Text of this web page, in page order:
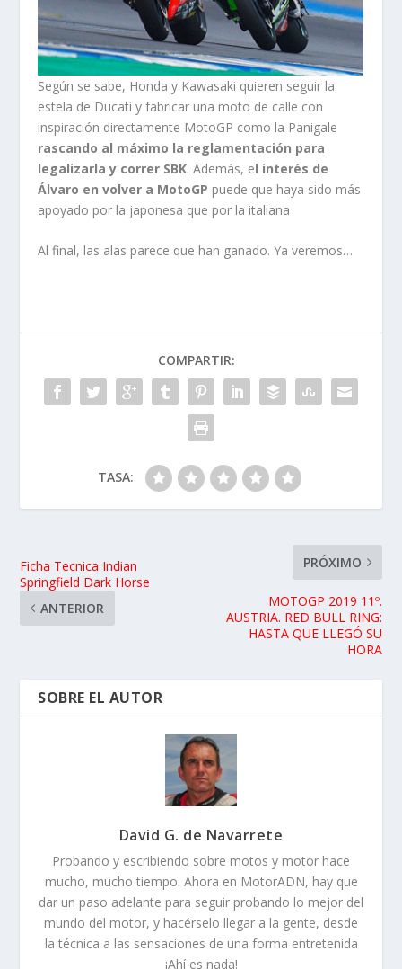
Según se sabe, Honda y Kawasaki quieren seguir la
estela de Ducati y fabricar una moto de calle con
inspiración directamente MotoGP como la Panigale
rascando al máximo la reglamentación para
legalizarla y correr SBK. Además, el interés de
Álvaro en volver a MotoGP puede que haya sido más
apoyado por la japonesa que por la italiana
Al final, las alas parece que han ganado. Ya veremos…
COMPARTIR:
TASA:
Ficha Tecnica Indian
Springfield Dark Horse
ANTERIOR
PRÓXIMO
MOTOGP 2019 11º.
AUSTRIA. RED BULL RING:
HASTA QUE LLEGÓ SU
HORA
SOBRE EL AUTOR
David G. de Navarrete
Probando y escribiendo sobre motos y motor hace
mucho, mucho tiempo. Ahora en MotorADN, hay que
dar un paso adelante para seguir probando lo mejor del
mundo del motor, y hacérselo llegar a la gente, desde
la técnica a las sensaciones de una forma entretenida
¡Ahí es nada!